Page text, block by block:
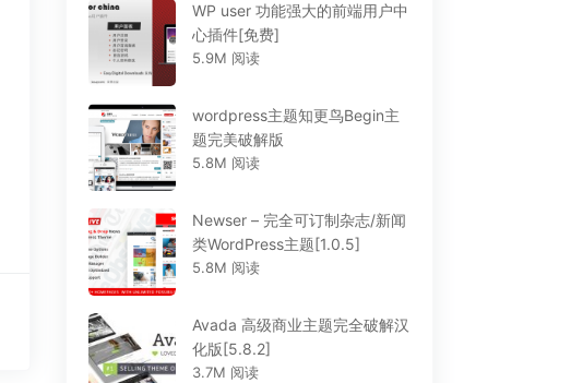
WP user 功能强大的前端用户中
心插件[免费]
5.9M 阅读
wordpress主题知更鸟Begin主
题完美破解版
5.8M 阅读
Newser – 完全可订制杂志/新闻
类WordPress主题[1.0.5]
5.8M 阅读
Avada 高级商业主题完全破解汉
化版[5.8.2]
3.7M 阅读